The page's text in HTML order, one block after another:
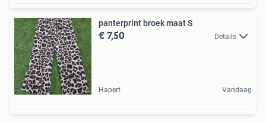
panterprint broek maat S
€ 7,50 Details
Hapert Vandaag